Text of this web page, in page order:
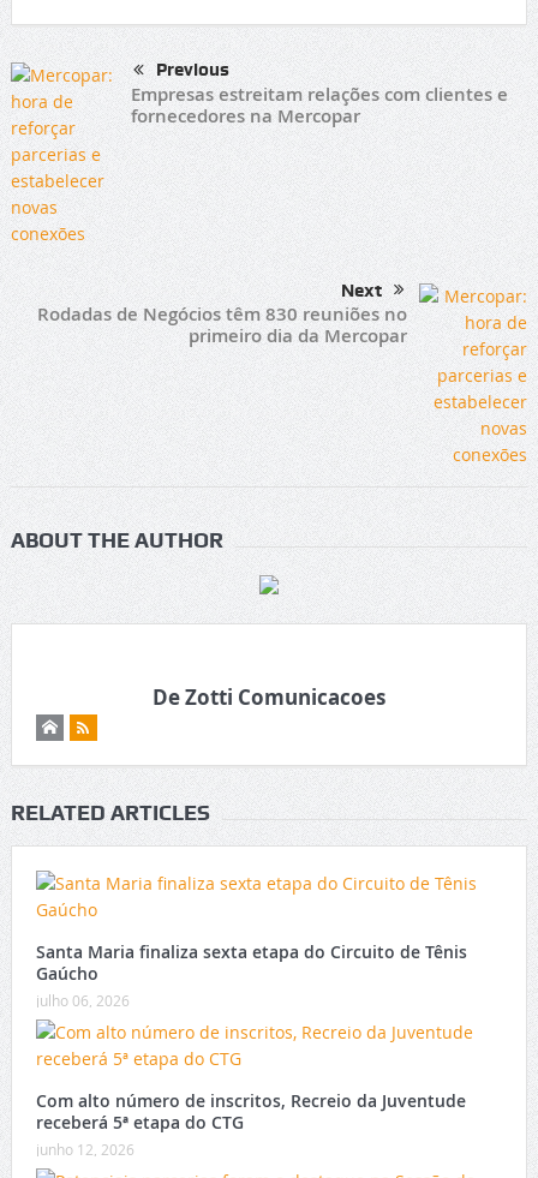
Previous
Empresas estreitam relações com clientes e
fornecedores na Mercopar
Next
Rodadas de Negócios têm 830 reuniões no
primeiro dia da Mercopar
ABOUT THE AUTHOR
De Zotti Comunicacoes
RELATED ARTICLES
Santa Maria finaliza sexta etapa do Circuito de Tênis
Gaúcho
julho 06, 2026
Com alto número de inscritos, Recreio da Juventude
receberá 5ª etapa do CTG
junho 12, 2026